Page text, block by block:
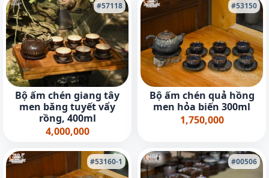
#57118
Bộ ấm chén giang tây
men băng tuyết vẩy
rồng, 400ml
4,000,000
#53150
Bộ ấm chén quả hồng
men hỏa biến 300ml
1,750,000
#53160-1 #00506